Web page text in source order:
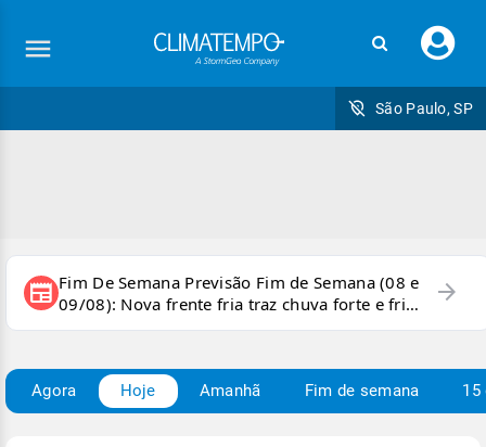
seu
São Paulo, SP
newspaper Fim De Semana Previsão Fim de Semana (08 e
09/08): Nova frente fria traz chuva forte e frio
para áreas do país
arrow_forward
Agora Hoje Amanhã Fim de semana 15